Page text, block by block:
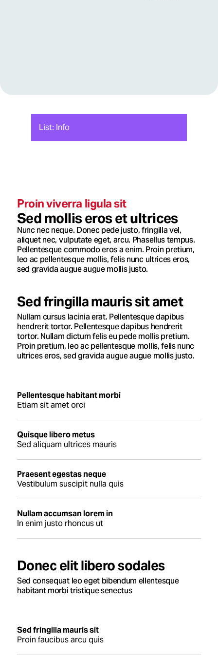
List: Info
Proin viverra ligula sit
Sed mollis eros et ultrices
Nunc nec neque. Donec pede justo, fringilla vel,
aliquet nec, vulputate eget, arcu. Phasellus tempus.
Pellentesque commodo eros a enim. Proin pretium,
leo ac pellentesque mollis, felis nunc ultrices eros,
sed gravida augue augue mollis justo.
Sed fringilla mauris sit amet
Nullam cursus lacinia erat. Pellentesque dapibus
hendrerit tortor. Pellentesque dapibus hendrerit
tortor. Nullam dictum felis eu pede mollis pretium.
Proin pretium, leo ac pellentesque mollis, felis nunc
ultrices eros, sed gravida augue augue mollis justo.
Pellentesque habitant morbi
Etiam sit amet orci
Quisque libero metus
Sed aliquam ultrices mauris
Praesent egestas neque
Vestibulum suscipit nulla quis
Nullam accumsan lorem in
In enim justo rhoncus ut
Donec elit libero sodales
Sed consequat leo eget bibendum ellentesque
habitant morbi tristique senectus
Sed fringilla mauris sit
Proin faucibus arcu quis